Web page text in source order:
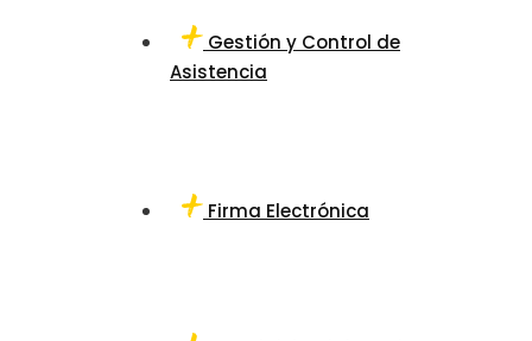
Gestión y Control de
Asistencia
Firma Electrónica